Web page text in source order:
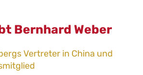
Bernhard Weber
Vertreter in China und